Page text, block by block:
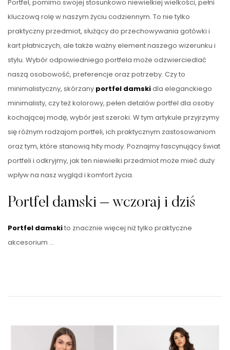
Portfel, pomimo swojej stosunkowo niewielkiej wielkości, pełni
kluczową rolę w naszym życiu codziennym. To nie tylko
praktyczny przedmiot, służący do przechowywania gotówki i
kart płatniczych, ale także ważny element naszego wizerunku i
stylu. Wybór odpowiedniego portfela może odzwierciedlać
naszą osobowość, preferencje oraz potrzeby. Czy to
minimalistyczny, skórzany portfel damskidla eleganckiego
minimalisty, czy też kolorowy, pełen detalów portfel dla osoby
kochającej modę, wybór jest szeroki. W tym artykule przyjrzymy
się różnym rodzajom portfeli, ich praktycznym zastosowaniom
oraz tym, które stanowią hity mody. Poznajmy fascynujący świat
portfeli i odkryjmy, jak ten niewielki przedmiot może mieć duży
wpływ na nasz wygląd i komfort życia.
Portfel damski – wczoraj i dziś
Portfel damskito znacznie więcej niż tylko praktyczne
akcesorium …